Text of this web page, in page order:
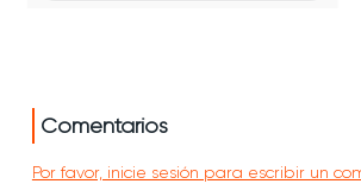
Comentarios
Por favor, inicie sesión para escribir un